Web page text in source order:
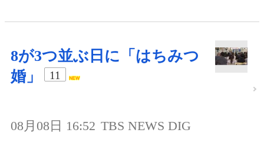
8が3つ並ぶ日に「はちみつ
婚」
11
08月08日 16:52 TBS NEWS DIG